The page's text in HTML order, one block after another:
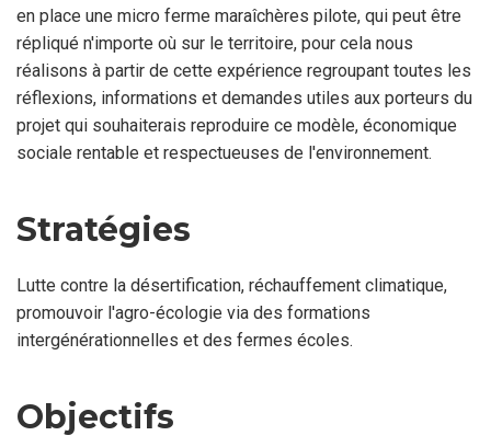
en place une micro ferme maraîchères pilote, qui peut être
répliqué n'importe où sur le territoire, pour cela nous
réalisons à partir de cette expérience regroupant toutes les
réflexions, informations et demandes utiles aux porteurs du
projet qui souhaiterais reproduire ce modèle, économique
sociale rentable et respectueuses de l'environnement.
Stratégies
Lutte contre la désertification, réchauffement climatique,
promouvoir l'agro-écologie via des formations
intergénérationnelles et des fermes écoles.
Objectifs